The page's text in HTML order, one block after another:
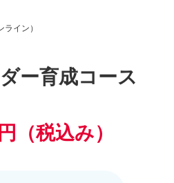
イン）
ー育成コース
（税込み）